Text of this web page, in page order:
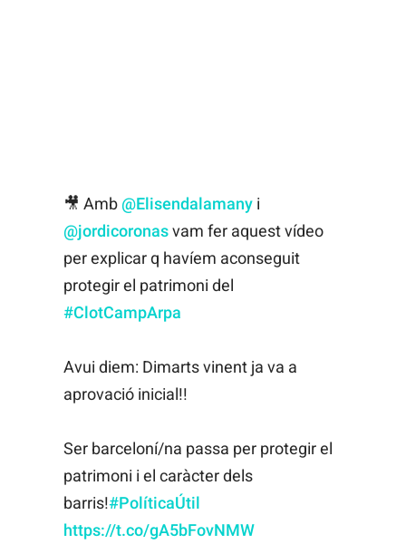
🎥 Amb @Elisendalamany i
@jordicoronasvam fer aquest vídeo
per explicar q havíem aconseguit
protegir el patrimoni del
#ClotCampArpa
Avui diem: Dimarts vinent ja va a
aprovació inicial!!
Ser barceloní/na passa per protegir el
patrimoni i el caràcter dels
barris!#PolíticaÚtil
https://t.co/gA5bFovNMW